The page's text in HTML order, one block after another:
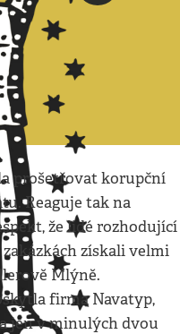
prošetřovat korupční
Reaguje tak na
že lidé rozhodující
získali velmi
Mlýně.
firma Navatyp,
jen v minulých dvou